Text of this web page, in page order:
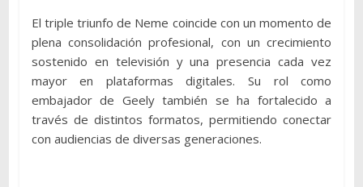
El triple triunfo de Neme coincide con un momento de
plena consolidación profesional, con un crecimiento
sostenido en televisión y una presencia cada vez
mayor en plataformas digitales. Su rol como
embajador de Geely también se ha fortalecido a
través de distintos formatos, permitiendo conectar
con audiencias de diversas generaciones.